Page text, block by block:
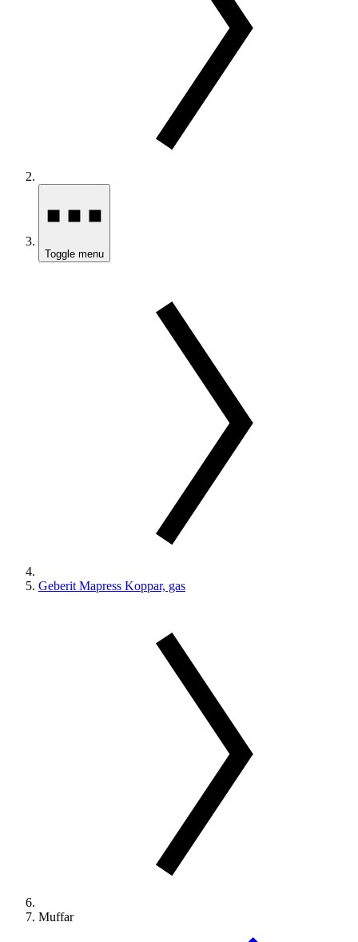
Toggle menu
Geberit Mapress Koppar, gas
Muffar